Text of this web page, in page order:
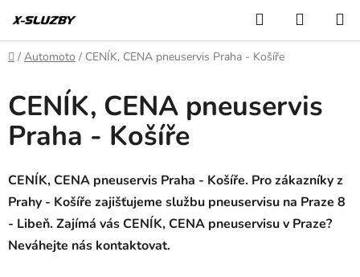
na
obsah
Hledat
KOŠÍK
Domů
/ Automoto / CENÍK, CENA pneuservis Praha - Košíře
CENÍK, CENA pneuservis
Praha - Košíře
CENÍK, CENA pneuservis Praha - Košíře. Pro zákazníky z
Prahy - Košíře zajišťujeme službu pneuservisu na Praze 8
- Libeň. Zajímá vás CENÍK, CENA pneuservisu v Praze?
Neváhejte nás kontaktovat.